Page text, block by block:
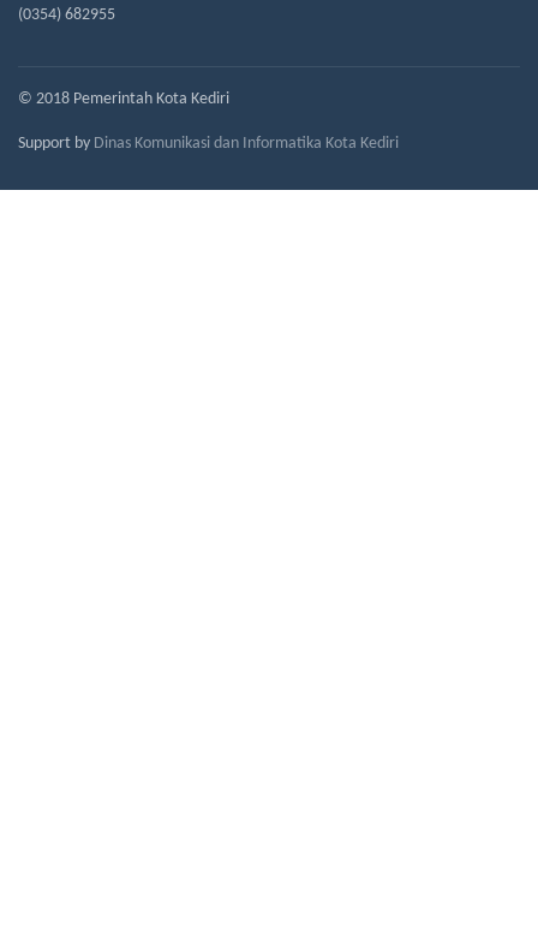
(0354) 682955
© 2018 Pemerintah Kota Kediri
Support by Dinas Komunikasi dan Informatika Kota Kediri